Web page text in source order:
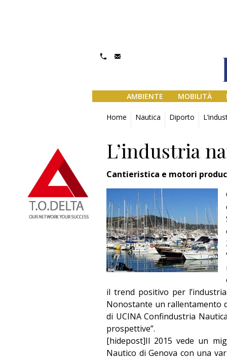
AMBIENTE MOBILITÀ
Home Nautica Diporto
L’industria
Cantieristica e motori
il trend positivo per
Nonostante un rallentamento
di UCINA Confindustria
prospettive”.
[hidepost]Il 2015 vede un
Nautico di Genova con una